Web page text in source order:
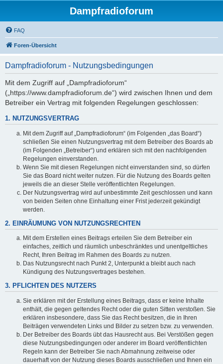
Dampfradioforum
FAQ
Foren-Übersicht
Dampfradioforum - Nutzungsbedingungen
Mit dem Zugriff auf „Dampfradioforum“
(„https://www.dampfradioforum.de“) wird zwischen Ihnen und dem
Betreiber ein Vertrag mit folgenden Regelungen geschlossen:
1. NUTZUNGSVERTRAG
Mit dem Zugriff auf „Dampfradioforum“ (im Folgenden „das Board“)
schließen Sie einen Nutzungsvertrag mit dem Betreiber des Boards ab
(im Folgenden „Betreiber“) und erklären sich mit den nachfolgenden
Regelungen einverstanden.
Wenn Sie mit diesen Regelungen nicht einverstanden sind, so dürfen
Sie das Board nicht weiter nutzen. Für die Nutzung des Boards gelten
jeweils die an dieser Stelle veröffentlichten Regelungen.
Der Nutzungsvertrag wird auf unbestimmte Zeit geschlossen und kann
von beiden Seiten ohne Einhaltung einer Frist jederzeit gekündigt
werden.
2. EINRÄUMUNG VON NUTZUNGSRECHTEN
Mit dem Erstellen eines Beitrags erteilen Sie dem Betreiber ein
einfaches, zeitlich und räumlich unbeschränktes und unentgeltliches
Recht, Ihren Beitrag im Rahmen des Boards zu nutzen.
Das Nutzungsrecht nach Punkt 2, Unterpunkt a bleibt auch nach
Kündigung des Nutzungsvertrages bestehen.
3. PFLICHTEN DES NUTZERS
Sie erklären mit der Erstellung eines Beitrags, dass er keine Inhalte
enthält, die gegen geltendes Recht oder die guten Sitten verstoßen. Sie
erklären insbesondere, dass Sie das Recht besitzen, die in Ihren
Beiträgen verwendeten Links und Bilder zu setzen bzw. zu verwenden.
Der Betreiber des Boards übt das Hausrecht aus. Bei Verstößen gegen
diese Nutzungsbedingungen oder anderer im Board veröffentlichten
Regeln kann der Betreiber Sie nach Abmahnung zeitweise oder
dauerhaft von der Nutzung dieses Boards ausschließen und Ihnen ein